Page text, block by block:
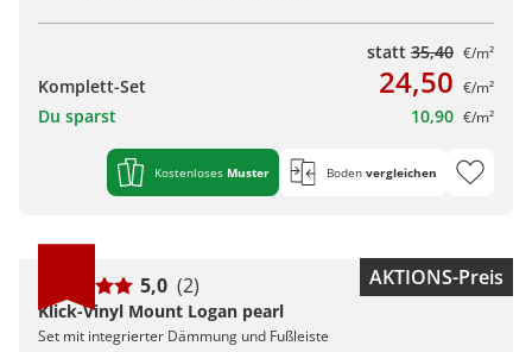
statt 35,40 €/m²
Komplett-Set 24,50 €/m²
Du sparst 10,90 €/m²
Kostenloses Muster Boden vergleichen
AKTIONS-Preis
5,0 (2)
Klick-Vinyl Mount Logan pearl
Set mit integrierter Dämmung und Fußleiste